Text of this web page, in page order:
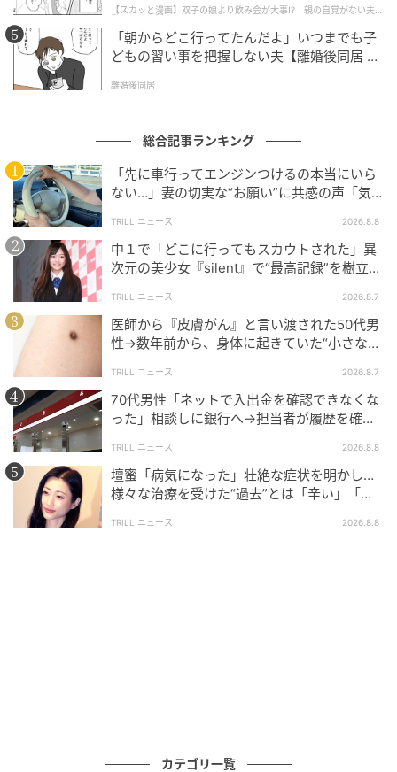
【スカッと漫画】双子の娘より飲み会が大事!? 親の自覚がない夫を
懲らしめた話
「朝からどこ行ってたんだよ」いつまでも子
どもの習い事を把握しない夫【離婚後同居 Vo
離婚後同居
総合記事ランキング
「先に車行ってエンジンつけるの本当にいら
ない…」妻の切実な“お願い”に共感の声「気
TRILL ニュース 2026.8.8
中１で「どこに行ってもスカウトされた」異
次元の美少女『silent』で“最高記録”を樹立し
TRILL ニュース 2026.8.7
医師から『皮膚がん』と言い渡された50代男
性→数年前から、身体に起きていた“小さな異
TRILL ニュース 2026.8.7
70代男性「ネットで入出金を確認できなくな
った」相談しに銀行へ→担当者が履歴を確認
TRILL ニュース 2026.8.8
壇蜜「病気になった」壮絶な症状を明かし…
様々な治療を受けた“過去”とは「辛い」「苦
TRILL ニュース 2026.8.8
カテゴリ一覧